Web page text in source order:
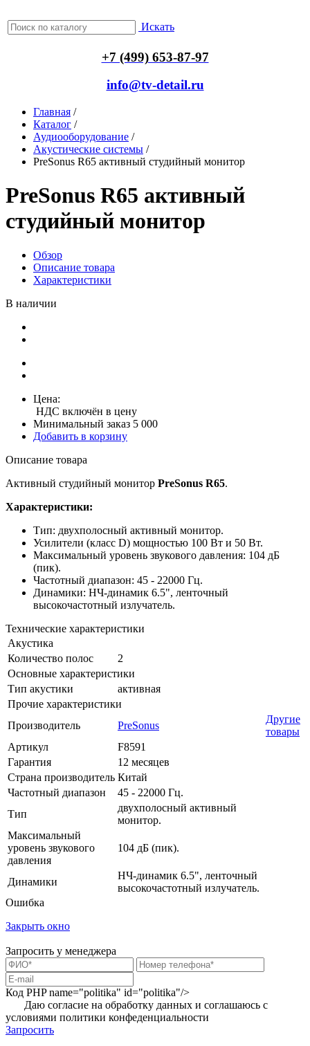
Искать
+7 (499) 653-87-97
info@tv-detail.ru
Главная /
Каталог /
Аудиооборудование /
Акустические системы /
PreSonus R65 активный студийный монитор
PreSonus R65 активный
студийный монитор
Обзор
Описание товара
Характеристики
В наличии
Цена:
НДС включён в цену
Минимальный заказ 5 000
Добавить в корзину
Описание товара
Активный студийный монитор PreSonus R65.
Характеристики:
Тип: двухполосный активный монитор.
Усилители (класс D) мощностью 100 Вт и 50 Вт.
Максимальный уровень звукового давления: 104 дБ
(пик).
Частотный диапазон: 45 - 22000 Гц.
Динамики: НЧ-динамик 6.5", ленточный
высокочастотный излучатель.
Технические характеристики
Акустика
Количество полос
2
Основные характеристики
Тип акустики
активная
Прочие характеристики
Производитель
PreSonus
Другие
товары
Артикул
F8591
Гарантия
12 месяцев
Страна производитель Китай
Частотный диапазон
45 - 22000 Гц.
Тип
двухполосный активный
монитор.
Максимальный
уровень звукового
давления
104 дБ (пик).
Динамики
НЧ-динамик 6.5", ленточный
высокочастотный излучатель.
Ошибка
Закрыть окно
Запросить у менеджера
Код PHPname="politika" id="politika"/>
Даю согласие на обработку данных и соглашаюсь с
условиями политики конфеденциальности
Запросить